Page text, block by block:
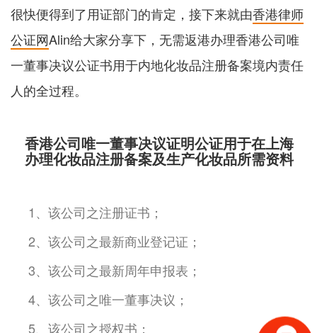
很快便得到了用证部门的肯定，接下来就由香港律师
公证网Alin给大家分享下，无需返港办理香港公司唯
一董事决议公证书用于内地化妆品注册备案境内责任
人的全过程。
香港公司唯一董事决议证明公证用于在上海
办理化妆品注册备案及生产化妆品所需资料
1、该公司之注册证书；
2、该公司之最新商业登记证；
3、该公司之最新周年申报表；
4、该公司之唯一董事决议；
5、该公司之授权书；